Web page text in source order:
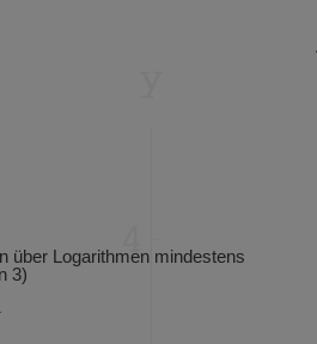
über Logarithmen mindestens
3)